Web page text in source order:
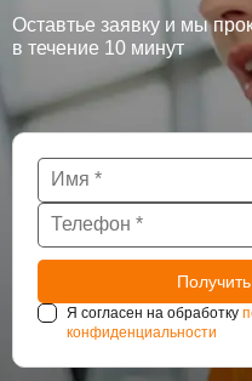
Оставтье заявку и мы
в течение 10 минут
Я согласен на обработку
конфиденциальности